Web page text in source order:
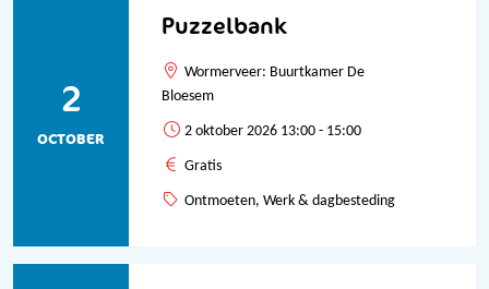
Puzzelbank
2
OCTOBER
Wormerveer: Buurtkamer De
Bloesem
2 oktober 2026 13:00 - 15:00
Gratis
Ontmoeten, Werk & dagbesteding